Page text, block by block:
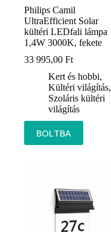
Philips Camil
UltraEfficient Solar
kültéri LEDfali lámpa
1,4W 3000K, fekete
33 995,00 Ft
Kert és hobbi,
Kültéri világítás,
Szoláris kültéri
világítás
BOLTBA